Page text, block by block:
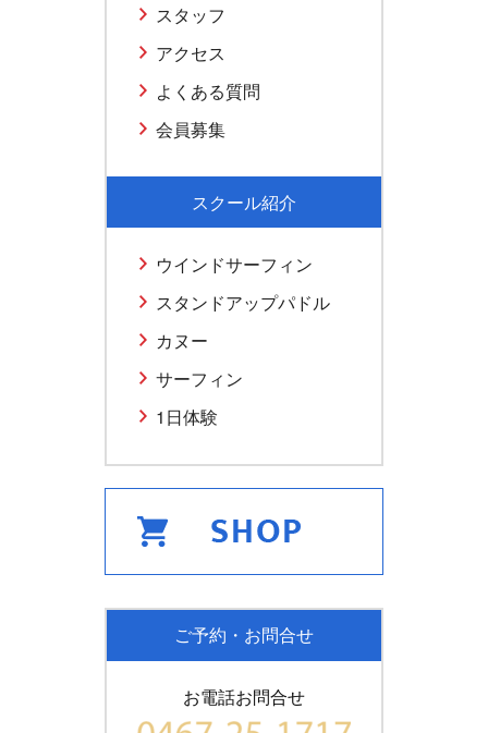
スタッフ
アクセス
よくある質問
会員募集
スクール紹介
ウインドサーフィン
スタンドアップパドル
カヌー
サーフィン
1日体験
ご予約・お問合せ
お電話お問合せ